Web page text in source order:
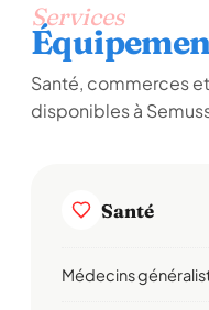
Services
Santé, commerces
disponibles à
Santé
Médecins